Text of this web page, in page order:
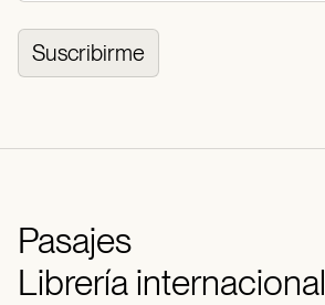
Suscribirme
Pasajes
Librería internacional